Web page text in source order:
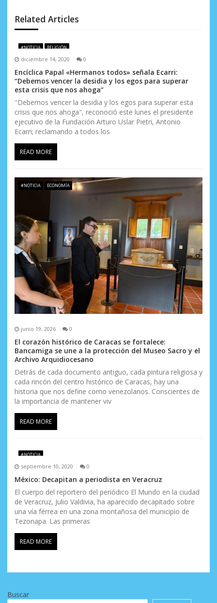
d
e
n
t
r
a
d
a
s
Related Articles
#NOTICIA RELIGIÓN
diciembre 14, 2020 0
Encíclica Papal «Hermanos todos» señala Ecarri:
“Debemos vencer la desidia y los egos para superar
esta crisis que nos ahoga”
"Debemos vencer la desidia y los egos para superar esta
crisis que nos ahoga", reconoció este lunes el presidente
ejecutivo de la Fundación Arturo Uslar Pietri, Antonio
Ecarri; reclamando a todos los
READ MORE
#NOTICIA ECONOMÍA
junio 19, 2026 0
El corazón histórico de Caracas se fortalece:
Bancamiga se une a la protección del Museo Sacro y el
Archivo Arquidiocesano
Detrás de cada documento antiguo, cada pintura religiosa y
cada rincón del centro histórico de Caracas, hay una
historia que nos define como venezolanos. Conscientes de
la importancia de mantener viv
READ MORE
#NOTICIA
septiembre 10, 2020 0
México: Decapitan a periodista en Veracruz
El cuerpo del reportero del periódico El Mundo en la ciudad
de Veracruz, Julio Valdivia, ha aparecido decapitado sobre
una vía férrea en una zona montañosa del municipio de
Tezonapa. Las primeras
READ MORE
Buscar